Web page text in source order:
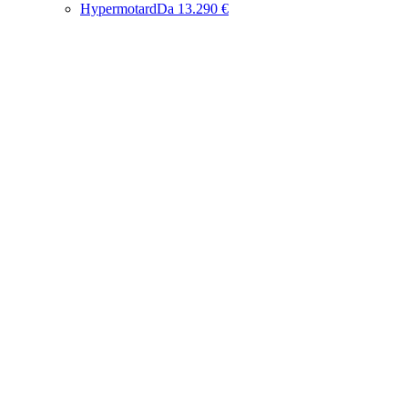
HypermotardDa 13.290 €